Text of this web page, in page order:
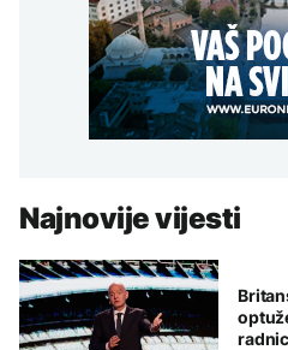
Najnovije vijesti